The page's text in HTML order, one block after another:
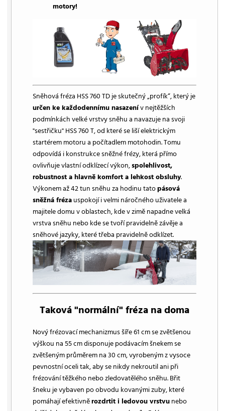
motory!
Sněhová fréza HSS 760 TD je skutečný „profík“, který je
určen ke každodennímu nasazenív nejtěžších
podmínkách velké vrstvy sněhu a navazuje na svoji
"sestřičku" HSS 760 T, od které se liší elektrickým
startérem motoru a počítadlem motohodin. Tomu
odpovídá i konstrukce sněžné frézy, která přímo
ovlivňuje vlastní odklízecí výkon,spolehlivost,
robustnost a hlavně komfort a lehkost obsluhy.
Výkonem až 42 tun sněhu za hodinu tatopásová
sněžná frézauspokojí i velmi náročného uživatele a
majitele domu v oblastech, kde v zimě napadne velká
vrstva sněhu nebo kde se tvoří pravidelně závěje a
sněhové jazyky, které třeba pravidelně odklízet.
Taková "normální" fréza na doma
Nový frézovací mechanizmus šíře 61 cm se zvětšenou
výškou na 55 cm disponuje podávacím šnekem se
zvětšeným průměrem na 30 cm, vyrobeným z vysoce
pevnostní oceli tak, aby se nikdy nekroutil ani při
frézování těžkého nebo zledovatělého sněhu. Břit
šneku je vybaven po obvodu kovanými zuby, které
pomáhají efektivněrozdrtit i ledovou vrstvunebo